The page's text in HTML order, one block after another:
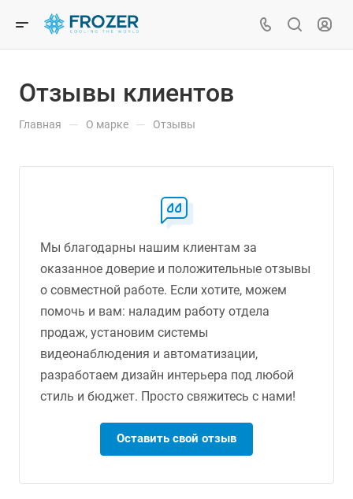
Отзывы клиентов
Главная — О марке — Отзывы
Мы благодарны нашим клиентам за
оказанное доверие и положительные отзывы
о совместной работе. Если хотите, можем
помочь и вам: наладим работу отдела
продаж, установим системы
видеонаблюдения и автоматизации,
разработаем дизайн интерьера под любой
стиль и бюджет. Просто свяжитесь с нами!
Оставить свой отзыв